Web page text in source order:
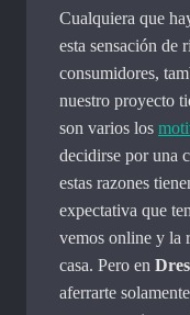
Cualquiera que
esta sensación de
consumidores,
nuestro proyecto
son varios los
decidirse por una
estas razones
expectativa que
vemos online y la
casa. Pero en
aferrarte